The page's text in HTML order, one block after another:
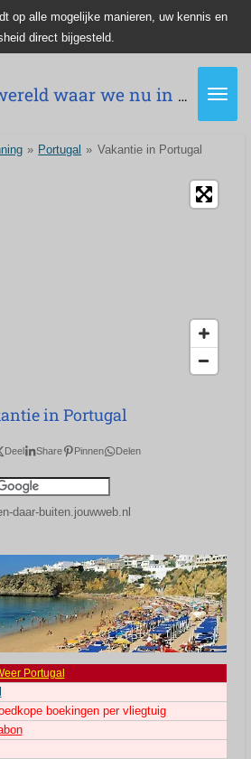
De wereld waar we nu in leven.
op alle mogelijke manieren, uw kennis en
direct bijgesteld.
» Portugal » Vakantie in Portugal
in Portugal
Deel Share Pinnen Delen
daar-buiten.jouwweb.nl
Portugal
boekingen per vliegtuig